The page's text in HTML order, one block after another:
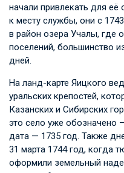
начали привлекать для
к месту службы, они с
в район озера Учалы, где
поселений, большинство
дней.
На ланд-карте Яицкого
уральских крепостей,
Казанских и Сибирских
это село уже обозначено
дата — 1735 год. Также
31 марта 1744 год, когда
оформили земельный